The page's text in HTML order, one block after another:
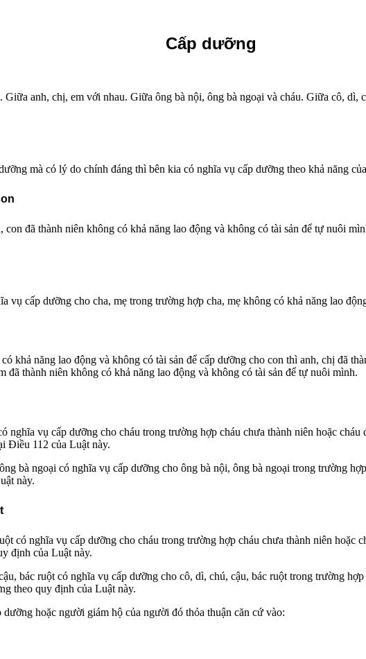
Cấp dưỡng
anh, chị, em với nhau. Giữa ông bà nội, ông bà ngoại và cháu. Giữa cô, dì,
mà có lý do chính đáng thì bên kia có nghĩa vụ cấp dưỡng theo khả năng
đã thành niên không có khả năng lao động và không có tài sản để tự nuôi
vụ cấp dưỡng cho cha, mẹ trong trường hợp cha, mẹ không có khả năng lao
khả năng lao động và không có tài sản để cấp dưỡng cho con thì anh, chị đã
đã thành niên không có khả năng lao động và không có tài sản để tự nuôi mình.
nghĩa vụ cấp dưỡng cho cháu trong trường hợp cháu chưa thành niên hoặc
Điều 112 của Luật này.
bà ngoại có nghĩa vụ cấp dưỡng cho ông bà nội, ông bà ngoại trong trường
này.
có nghĩa vụ cấp dưỡng cho cháu trong trường hợp cháu chưa thành niên hoặc
định của Luật này.
bác ruột có nghĩa vụ cấp dưỡng cho cô, dì, chú, cậu, bác ruột trong trường
theo quy định của Luật này.
hoặc người giám hộ của người đó thỏa thuận căn cứ vào: